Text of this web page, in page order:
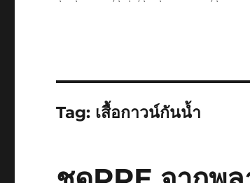
Tag: เสื้อกาวน์กันน้ำ